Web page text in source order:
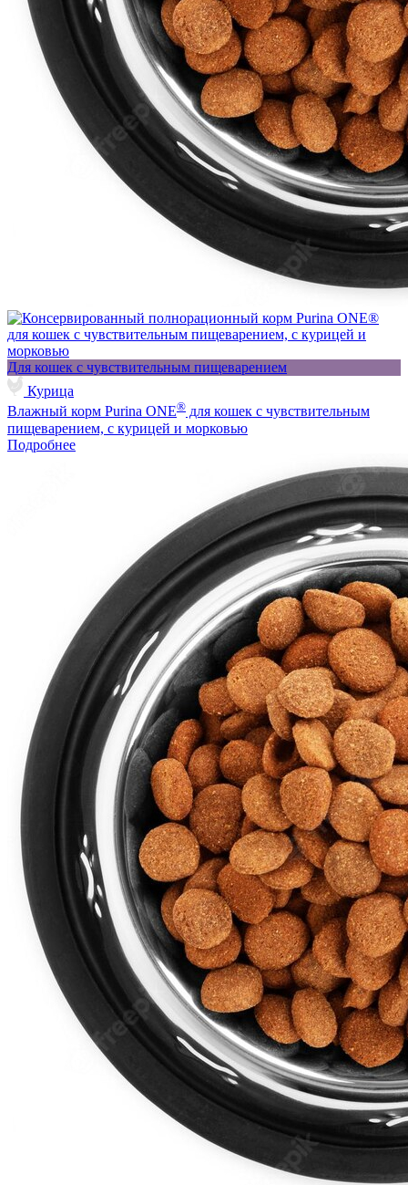
Для кошек с чувствительным пищеварением
Курица
Влажный корм Purina ONE® для кошек с чувствительным
пищеварением, с курицей и морковью
Подробнее